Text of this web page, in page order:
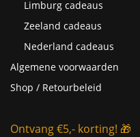
Limburg cadeaus
Zeeland cadeaus
Nederland cadeaus
Algemene voorwaarden
Shop / Retourbeleid
Ontvang €5,- korting! 🎁